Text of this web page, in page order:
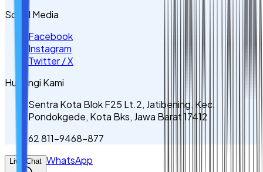
Sosial Media
Facebook
Instagram
Twitter / X
Hubungi Kami
Sentra Kota Blok F25 Lt.2, Jatibening, Kec.
Pondokgede, Kota Bks, Jawa Barat 17412
62 811-9468-877
Live Chat WhatsApp